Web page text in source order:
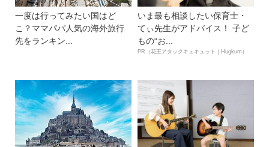
一度は行ってみたい国はど
こ？ママパパ人気の海外旅行
先をランキン...
いま最も相談したい保育士・
てぃ先生がアドバイス！ 子ど
もの“お...
PR（花王アタックキュキュット｜Hugkum）